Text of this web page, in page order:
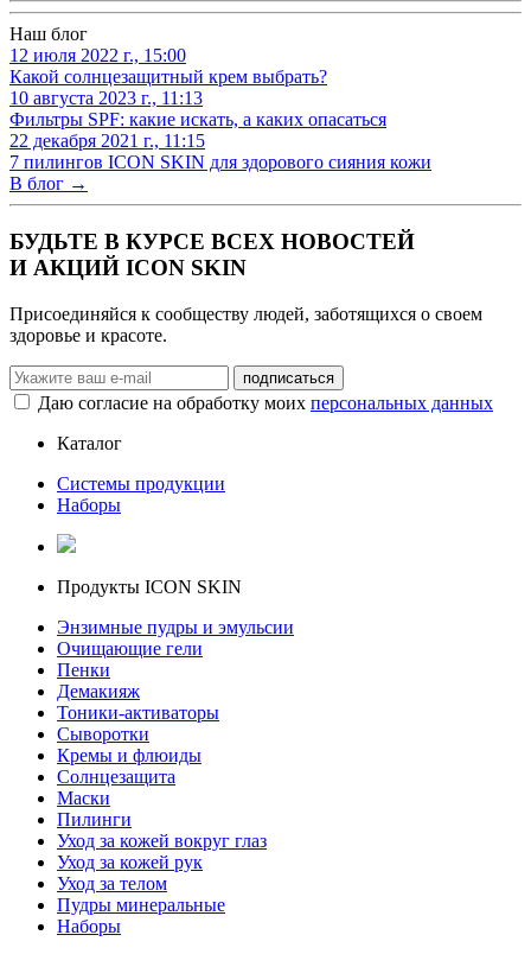
Наш блог
12 июля 2022 г., 15:00
Какой солнцезащитный крем выбрать?
10 августа 2023 г., 11:13
Фильтры SPF: какие искать, а каких опасаться
22 декабря 2021 г., 11:15
7 пилингов ICON SKIN для здорового сияния кожи
В блог →
БУДЬТЕ В КУРСЕ ВСЕХ НОВОСТЕЙ
И АКЦИЙ ICON SKIN
Присоединяйся к сообществу людей, заботящихся о своем
здоровье и красоте.
Даю согласие на обработку моих персональных данных
Каталог
Системы продукции
Наборы
Продукты ICON SKIN
Энзимные пудры и эмульсии
Очищающие гели
Пенки
Демакияж
Тоники-активаторы
Сыворотки
Кремы и флюиды
Солнцезащита
Маски
Пилинги
Уход за кожей вокруг глаз
Уход за кожей рук
Уход за телом
Пудры минеральные
Наборы